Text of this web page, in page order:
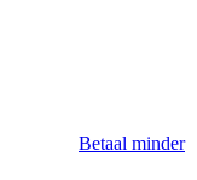
Betaal minder